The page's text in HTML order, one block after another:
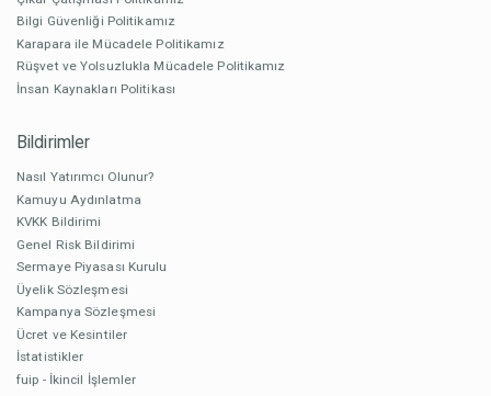
Bilgi Güvenliği Politikamız
Karapara ile Mücadele Politikamız
Rüşvet ve Yolsuzlukla Mücadele Politikamız
İnsan Kaynakları Politikası
Bildirimler
Nasıl Yatırımcı Olunur?
Kamuyu Aydınlatma
KVKK Bildirimi
Genel Risk Bildirimi
Sermaye Piyasası Kurulu
Üyelik Sözleşmesi
Kampanya Sözleşmesi
Ücret ve Kesintiler
İstatistikler
fuip - İkincil İşlemler